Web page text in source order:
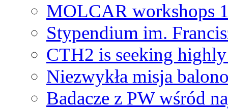
MOLCAR workshops
Stypendium im.
CTH2 is seeking
Niezwykła misja
Badacze z PW wśród